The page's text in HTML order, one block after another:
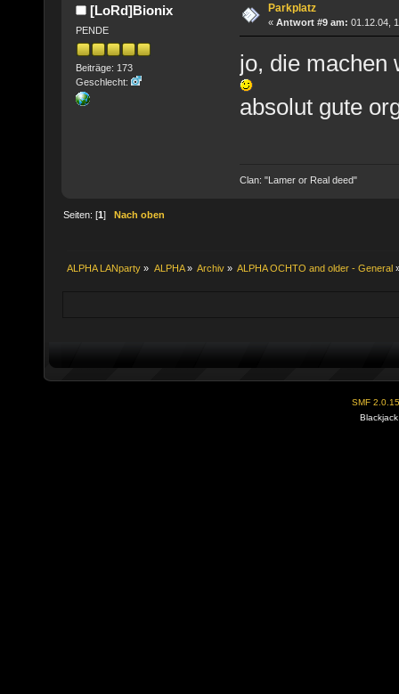
[LoRd]Bionix
PENDE
Beiträge: 173
Geschlecht:
Parkplatz
« Antwort #9 am: 01.12.04,
jo, die machen
absolut gute
Clan: "Lamer or Real deed"
Seiten: [1] Nach oben
ALPHA LANparty » ALPHA» Archiv» ALPHA OCHTO and older - General
SMF 2.0.15